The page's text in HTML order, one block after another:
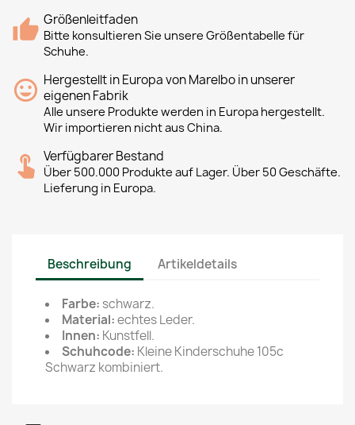
Größenleitfaden
Bitte konsultieren Sie unsere Größentabelle für
Schuhe.
Hergestellt in Europa von Marelbo in unserer
eigenen Fabrik
Alle unsere Produkte werden in Europa hergestellt.
Wir importieren nicht aus China.
Verfügbarer Bestand
Über 500.000 Produkte auf Lager. Über 50 Geschäfte.
Lieferung in Europa.
Beschreibung Artikeldetails
Farbe: schwarz.
Material:echtes Leder.
Innen: Kunstfell.
Schuhcode: Kleine Kinderschuhe 105c
Schwarz kombiniert.